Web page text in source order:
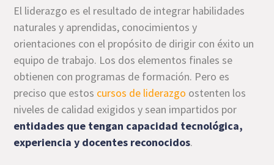
El liderazgo es el resultado de integrar habilidades
naturales y aprendidas, conocimientos y
orientaciones con el propósito de dirigir con éxito un
equipo de trabajo. Los dos elementos finales se
obtienen con programas de formación. Pero es
preciso que estos cursos de liderazgo ostenten los
niveles de calidad exigidos y sean impartidos por
entidades que tengan capacidad tecnológica,
experiencia y docentes reconocidos.